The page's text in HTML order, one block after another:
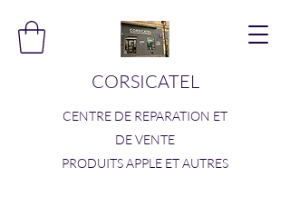
CORSICATEL
CENTRE DE REPARATION ET
DE VENTE
PRODUITS APPLE ET AUTRES